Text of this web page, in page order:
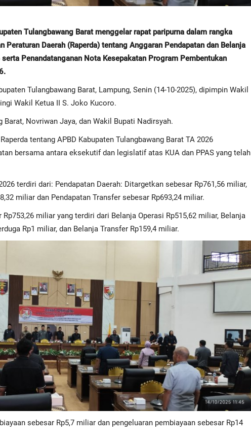
Tulangbawang Barat menggelar rapat paripurna dalam rangka
Peraturan Daerah (Raperda) tentang Anggaran Pendapatan dan Belanja
Penandatanganan Nota Kesepakatan Program Pembentukan
Tulangbawang Barat, Lampung, Senin (14-10-2025), dipimpin Wakil
Wakil Ketua II S. Joko Kucoro.
Barat, Novriwan Jaya, dan Wakil Bupati Nadirsyah.
tentang APBD Kabupaten Tulangbawang Barat TA 2026
bersama antara eksekutif dan legislatif atas KUA dan PPAS yang telah
terdiri dari: Pendapatan Daerah: Ditargetkan sebesar Rp761,56 miliar,
miliar dan Pendapatan Transfer sebesar Rp693,24 miliar.
miliar yang terdiri dari Belanja Operasi Rp515,62 miliar, Belanja
Rp1 miliar, dan Belanja Transfer Rp159,4 miliar.
sebesar Rp5,7 miliar dan pengeluaran pembiayaan sebesar Rp14